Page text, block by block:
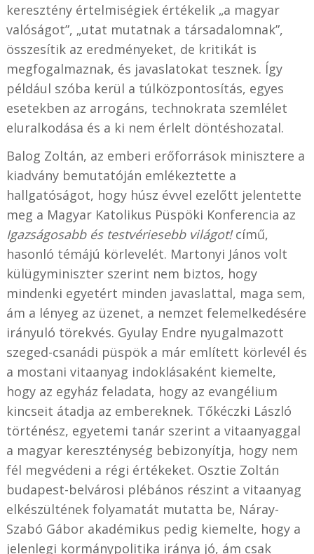
keresztény értelmiségiek értékelik „a magyar
valóságot”, „utat mutatnak a társadalomnak”,
összesítik az eredményeket, de kritikát is
megfogalmaznak, és javaslatokat tesznek. Így
például szóba kerül a túlközpontosítás, egyes
esetekben az arrogáns, technokrata szemlélet
eluralkodása és a ki nem érlelt döntéshozatal.
Balog Zoltán, az emberi erőforrások minisztere a
kiadvány bemutatóján emlékeztette a
hallgatóságot, hogy húsz évvel ezelőtt jelentette
meg a Magyar Katolikus Püspöki Konferencia az
Igazságosabb és testvériesebb világot!című,
hasonló témájú körlevelét. Martonyi János volt
külügyminiszter szerint nem biztos, hogy
mindenki egyetért minden javaslattal, maga sem,
ám a lényeg az üzenet, a nemzet felemelkedésére
irányuló törekvés. Gyulay Endre nyugalmazott
szeged-csanádi püspök a már említett körlevél és
a mostani vitaanyag indoklásaként kiemelte,
hogy az egyház feladata, hogy az evangélium
kincseit átadja az embereknek. Tőkéczki László
történész, egyetemi tanár szerint a vitaanyaggal
a magyar kereszténység bebizonyítja, hogy nem
fél megvédeni a régi értékeket. Osztie Zoltán
budapest-belvárosi plébános részint a vitaanyag
elkészültének folyamatát mutatta be, Náray-
Szabó Gábor akadémikus pedig kiemelte, hogy a
jelenlegi kormánypolitika iránya jó, ám csak